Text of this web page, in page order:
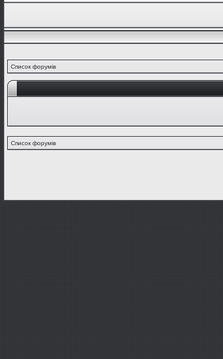
Список форумів
Список форумів